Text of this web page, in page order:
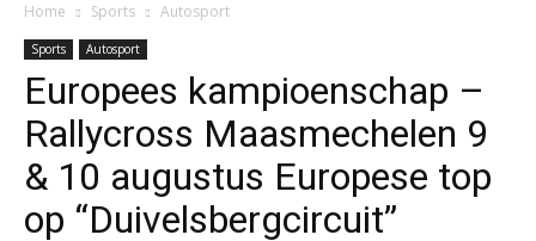
Home Sports Autosport
Sports Autosport
Europees kampioenschap –
Rallycross Maasmechelen 9
& 10 augustus Europese top
op “Duivelsbergcircuit”